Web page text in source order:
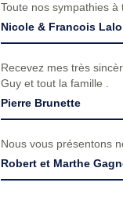
Toute nos sympathies à
Nicole & Francois
Recevez mes très
Guy et tout la famille .
Pierre Brunette
Nous vous présentons
Robert et Marthe